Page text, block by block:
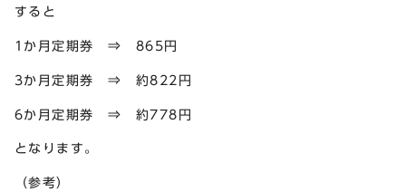
すると
1か月定期券 ⇒ 865円
3か月定期券 ⇒ 約822円
6か月定期券 ⇒ 約778円
となります。
（参考）